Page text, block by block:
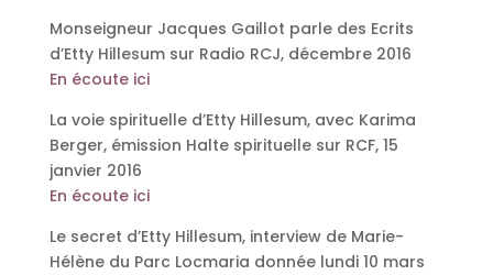
Monseigneur Jacques Gaillot parle des Ecrits
d’Etty Hillesum sur Radio RCJ, décembre 2016
En écoute ici
La voie spirituelle d’Etty Hillesum, avec Karima
Berger, émission Halte spirituelle sur RCF, 15
janvier 2016
En écoute ici
Le secret d’Etty Hillesum, interview de Marie-
Hélène du Parc Locmaria donnée lundi 10 mars